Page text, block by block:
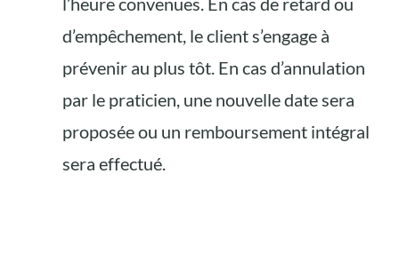
d’empêchement, le client s’engage à
prévenir au plus tôt. En cas d’annulation
par le praticien, une nouvelle date sera
proposée ou un remboursement intégral
sera effectué.